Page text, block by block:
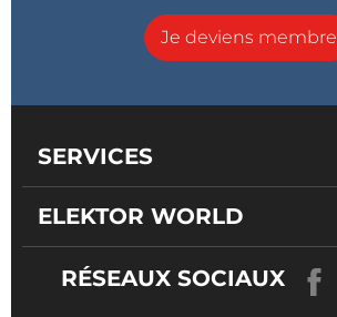
Je deviens membre
SERVICES
ELEKTOR WORLD
RÉSEAUX SOCIAUX